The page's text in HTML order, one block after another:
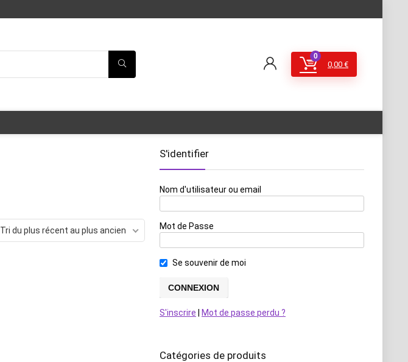
0
0,00 €
Tri du plus récent au plus ancien
S'identifier
Nom d'utilisateur ou email
Mot de Passe
Se souvenir de moi
S'inscrire Mot de passe perdu ?
Catégories de produits